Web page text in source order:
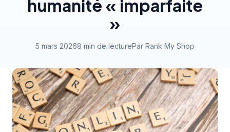
humanité « imparfaite
»
5 mars 20268 min de lecturePar Rank My Shop